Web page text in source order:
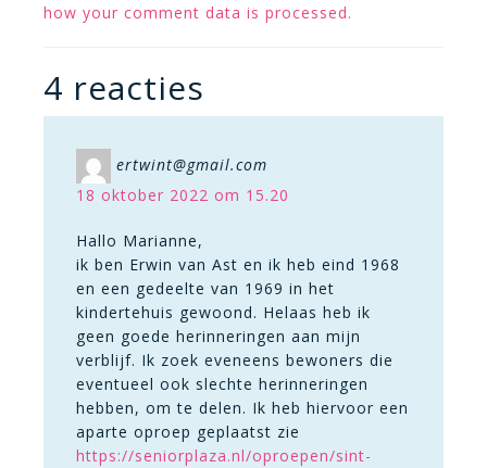
how your comment data is processed.
4 reacties
ertwint@gmail.com
18 oktober 2022 om 15.20
Hallo Marianne,
ik ben Erwin van Ast en ik heb eind 1968
en een gedeelte van 1969 in het
kindertehuis gewoond. Helaas heb ik
geen goede herinneringen aan mijn
verblijf. Ik zoek eveneens bewoners die
eventueel ook slechte herinneringen
hebben, om te delen. Ik heb hiervoor een
aparte oproep geplaatst zie
https://seniorplaza.nl/oproepen/sint-